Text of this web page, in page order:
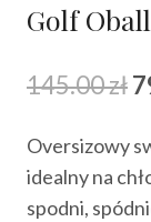
Golf
145.00zł
Oversizowy
idealny na
spodni,